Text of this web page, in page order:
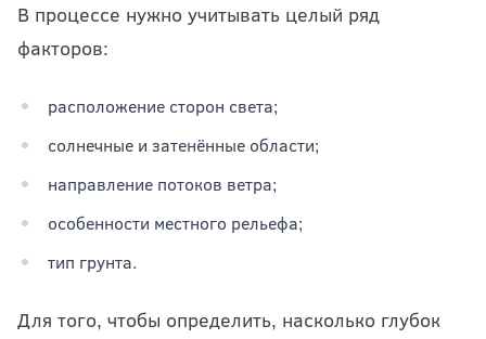
В процессе нужно учитывать целый ряд
факторов:
расположение сторон света;
солнечные и затенённые области;
направление потоков ветра;
особенности местного рельефа;
тип грунта.
Для того, чтобы определить, насколько глубок